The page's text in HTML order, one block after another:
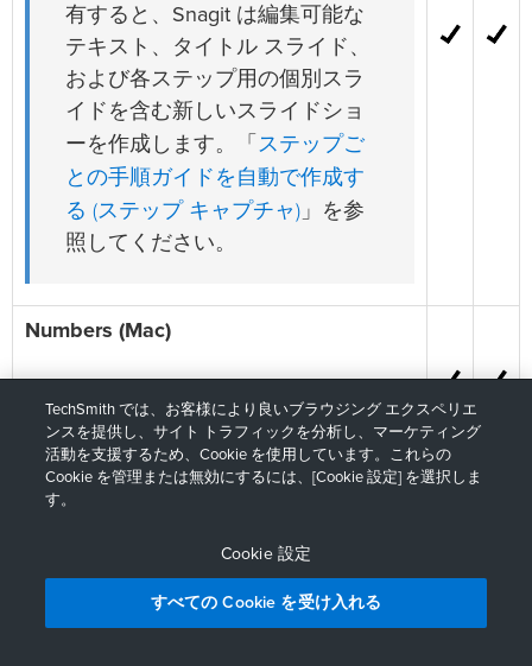
無料で試す 今すぐ購入
有すると、Snagit は編集可能な
テキスト、タイトル スライド、
および各ステップ用の個別スラ
イドを含む新しいスライドショ
ーを作成します。「 ステップご
との手順ガイドを自動で作成す
る (ステップ キャプチャ) 」を参
照してください。
Numbers (Mac)
ます。
その他の Apple アプリケーション (Mac)
macOS では、プリインストールされて
いる Apple アプリケーションが利用可能
な共有先リストに自動的に追加されま
TechSmith では、お客様により良いブラウジング エクスペリエ
ンスを提供し、サイト トラフィックを分析し、マーケティング
活動を支援するため、Cookie を使用しています。これらの
Cookie を管理または無効にするには、[Cookie 設定] を選択しま
す。
Cookie 設定
すべての Cookie を受け入れる